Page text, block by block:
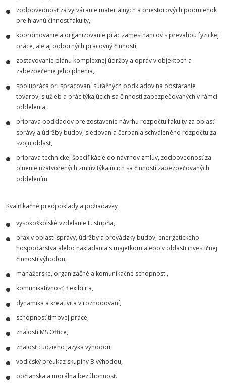
zodpovednosť za vytváranie materiálnych a priestorových podmienok
pre hlavnú činnosť fakulty,
koordinovanie a organizovanie prác zamestnancov s prevahou fyzickej
práce, ale aj odborných pracovný činností,
zostavovanie plánu komplexnej údržby a opráv v objektoch a
zabezpečenie jeho plnenia,
spolupráca pri spracovaní súťažných podkladov na obstaranie
tovarov, služieb a prác týkajúcich sa činností zabezpečovaných v rámci
oddelenia,
príprava podkladov pre zostavenie návrhu rozpočtu fakulty za oblasť
správy a údržby budov, sledovania čerpania schváleného rozpočtu za
svoju oblasť,
príprava technickej špecifikácie do návrhov zmlúv, zodpovednosť za
plnenie uzatvorených zmlúv týkajúcich sa činností zabezpečovaných
oddelením.
Kvalifikačné predpoklady a požiadavky
vysokoškolské vzdelanie II. stupňa,
prax v oblasti správy, údržby a prevádzky budov, energetického
hospodárstva alebo nakladania s majetkom alebo v oblasti investičnej
činnosti výhodou,
manažérske, organizačné a komunikačné schopnosti,
komunikatívnosť, flexibilita,
dynamika a kreativita v rozhodovaní,
schopnosť tímovej práce,
znalosti MS Office,
znalosť cudzieho jazyka výhodou,
vodičský preukaz skupiny B výhodou,
občianska a morálna bezúhonnosť.